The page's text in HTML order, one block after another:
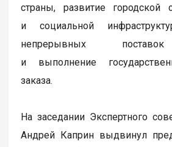
страны, развитие городской
и социальной
непрерывных
и выполнение
заказа.
На заседании Экспертного
Андрей Каприн выдвинул